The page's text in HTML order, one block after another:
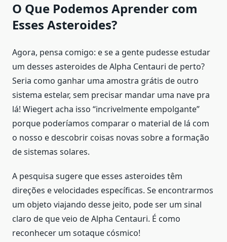
O Que Podemos Aprender com
Esses Asteroides?
Agora, pensa comigo: e se a gente pudesse estudar
um desses asteroides de Alpha Centauri de perto?
Seria como ganhar uma amostra grátis de outro
sistema estelar, sem precisar mandar uma nave pra
lá! Wiegert acha isso “incrivelmente empolgante”
porque poderíamos comparar o material de lá com
o nosso e descobrir coisas novas sobre a formação
de sistemas solares.
A pesquisa sugere que esses asteroides têm
direções e velocidades específicas. Se encontrarmos
um objeto viajando desse jeito, pode ser um sinal
claro de que veio de Alpha Centauri. É como
reconhecer um sotaque cósmico!